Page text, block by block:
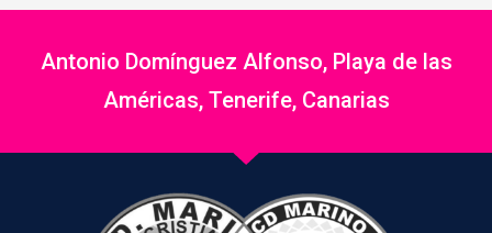
Antonio Domínguez Alfonso, Playa de las
Américas, Tenerife, Canarias